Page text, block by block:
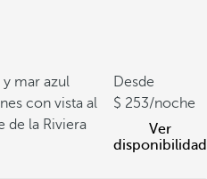
y mar azul
con vista al
de la Riviera
Desde
253/noche
Ver
disponibilidad